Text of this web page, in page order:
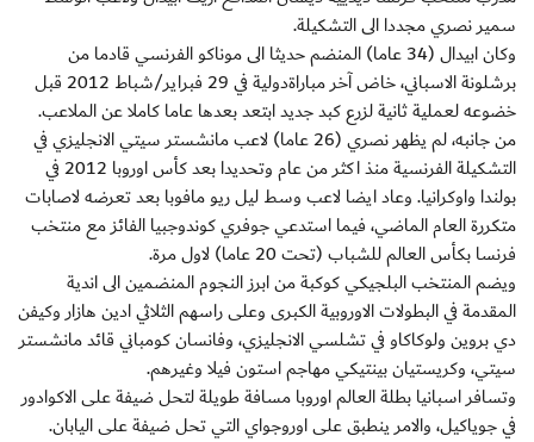
سمير نصري مجددا الى التشكيلة.
وكان ابيدال (34 عاما) المنضم حديثا الى موناكو الفرنسي قادما من
برشلونة الاسباني، خاض آخر مباراةدولية في 29 فبراير/شباط 2012 قبل
خضوعه لعملية ثانية لزرع كبد جديد ابتعد بعدها عاما كاملا عن الملاعب.
من جانبه، لم يظهر نصري (26 عاما) لاعب مانشستر سيتي الانجليزي في
التشكيلة الفرنسية منذ اكثر من عام وتحديدا بعد كأس اوروبا 2012 في
بولندا واوكرانيا. وعاد ايضا لاعب وسط ليل ريو مافوبا بعد تعرضه لاصابات
متكررة العام الماضي، فيما استدعي جوفري كوندوجبيا الفائز مع منتخب
فرنسا بكأس العالم للشباب (تحت 20 عاما) لاول مرة.
ويضم المنتخب البلجيكي كوكبة من ابرز النجوم المنضمين الى اندية
المقدمة في البطولات الاوروبية الكبرى وعلى راسهم الثلاثي ادين هازار وكيفن
دي بروين ولوكاكاو في تشلسي الانجليزي، وفانسان كومباني قائد مانشستر
سيتي، وكريستيان بينتيكي مهاجم استون فيلا وغيرهم.
وتسافر اسبانيا بطلة العالم اوروبا مسافة طويلة لتحل ضيفة على الاكوادور
في جوياكيل، والامر ينطبق على اوروجواي التي تحل ضيفة على اليابان.